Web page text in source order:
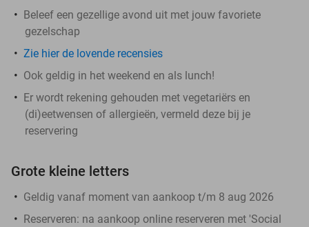
Beleef een gezellige avond uit met jouw favoriete
gezelschap
Zie hier de lovende recensies
Ook geldig in het weekend en als lunch!
Er wordt rekening gehouden met vegetariërs en
(di)eetwensen of allergieën, vermeld deze bij je
reservering
Grote kleine letters
Geldig vanaf moment van aankoop t/m 8 aug 2026
Reserveren: na aankoop online reserveren met 'Social